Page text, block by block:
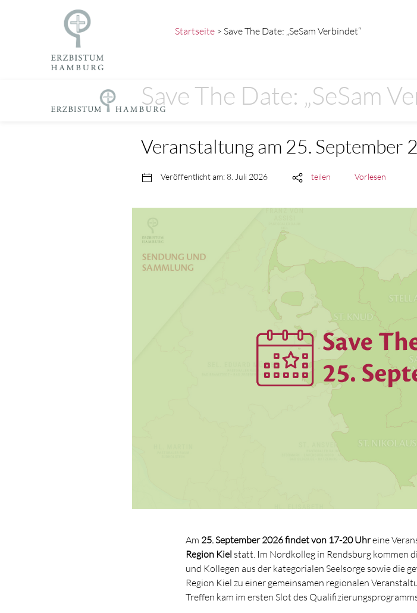
Startseite > Save The Date: „SeSam Verbindet“
Save The Date: „SeSam
Veranstaltung am 25. September
Veröffentlicht am: 8. Juli 2026 teilen Vorlesen
Am 25. September 2026 findet von 17-20 Uhreine
Region Kiel statt. Im Nordkolleg in Rendsburg kommen
und Kollegen aus der kategorialen Seelsorge sowie die
Region Kiel zu einer gemeinsamen regionalen
Treffen kam im ersten Slot des